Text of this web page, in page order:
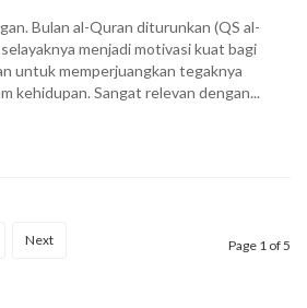
Bulan al-Quran diturunkan (QS al-
menjadi motivasi kuat bagi
untuk memperjuangkan tegaknya
kehidupan. Sangat relevan dengan...
Next Page 1 of 5